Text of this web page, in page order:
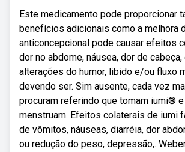
Este medicamento pode proporcionar
benefícios adicionais como a melhora
anticoncepcional pode causar efeitos
dor no abdome, náusea, dor de
alterações do humor, libido e/ou fluxo
devendo ser. Sim ausente, cada vez
procuram referindo que tomam iumi® e
menstruam. Efeitos colaterais de iumi
de vômitos, náuseas, diarréia, dor
ou redução do peso, depressão,.